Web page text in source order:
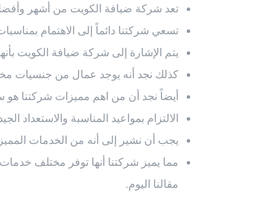
تعد شركة ضيافة الكويت من أشهر
تسعي شركتنا دائماً إلى الاهتمام
يتم الإشارة إلى شركة ضيافة الكويت
كذلك نجد أنه يوجد عمال من جنسيات
أيضاً نجد أن من اهم مميزات شركتنا هو
الالتزام بمواعيد المناسبة والاستعداد
يجب أن نشير إلى أنه من الخدمات
مما يميز شركتنا أنها توفر مختلف
مقالنا اليوم.